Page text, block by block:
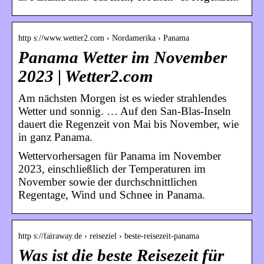
http s://www.wetter2.com › Nordamerika › Panama
Panama Wetter im November
2023 | Wetter2.com
Am nächsten Morgen ist es wieder strahlendes
Wetter und sonnig. … Auf den San-Blas-Inseln
dauert die Regenzeit von Mai bis November, wie
in ganz Panama.
Wettervorhersagen für Panama im November
2023, einschließlich der Temperaturen im
November sowie der durchschnittlichen
Regentage, Wind und Schnee in Panama.
http s://fairaway.de › reiseziel › beste-reisezeit-panama
Was ist die beste Reisezeit für